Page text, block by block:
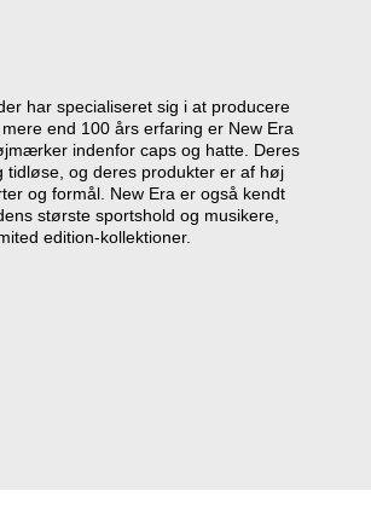
har specialiseret sig i at producere
end 100 års erfaring er New Era
indenfor caps og hatte. Deres
og deres produkter er af høj
og formål. New Era er også kendt
største sportshold og musikere,
edition-kollektioner.